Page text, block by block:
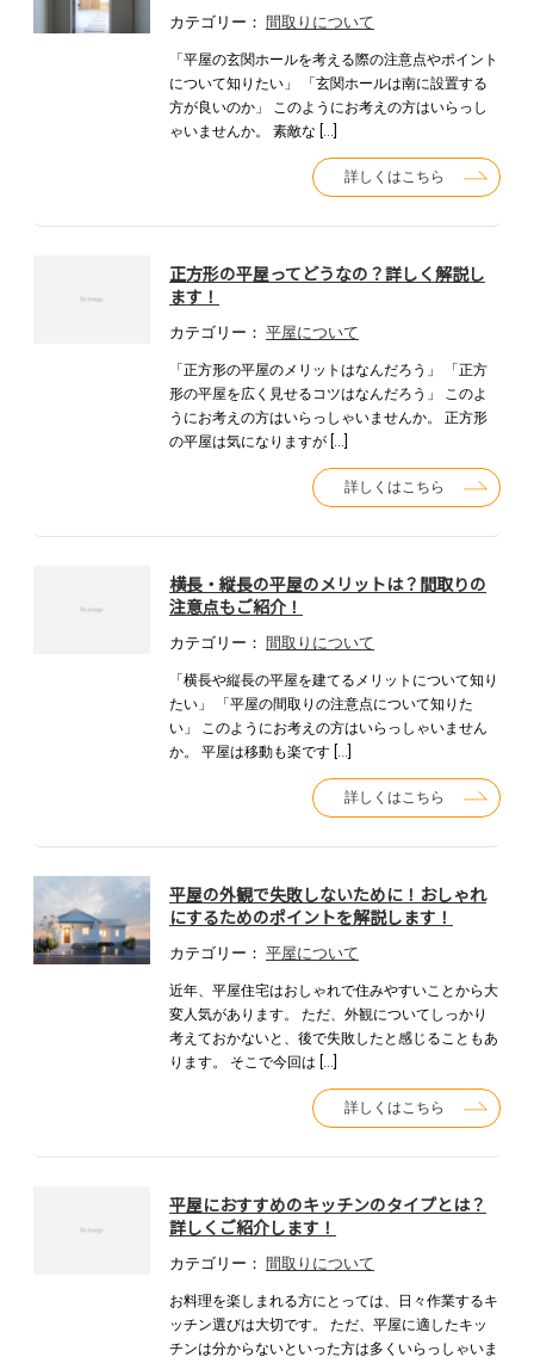
カテゴリー： 間取りについて
「平屋の玄関ホールを考える際の注意点やポイント
について知りたい」 「玄関ホールは南に設置する
方が良いのか」 このようにお考えの方はいらっし
ゃいませんか。 素敵な […]
詳しくはこちら
正方形の平屋ってどうなの？詳しく解説し
ます！
カテゴリー： 平屋について
「正方形の平屋のメリットはなんだろう」 「正方
形の平屋を広く見せるコツはなんだろう」 このよ
うにお考えの方はいらっしゃいませんか。 正方形
の平屋は気になりますが […]
詳しくはこちら
横長・縦長の平屋のメリットは？間取りの
注意点もご紹介！
カテゴリー： 間取りについて
「横長や縦長の平屋を建てるメリットについて知り
たい」 「平屋の間取りの注意点について知りた
い」 このようにお考えの方はいらっしゃいません
か。 平屋は移動も楽です […]
詳しくはこちら
平屋の外観で失敗しないために！おしゃれ
にするためのポイントを解説します！
カテゴリー： 平屋について
近年、平屋住宅はおしゃれで住みやすいことから大
変人気があります。 ただ、外観についてしっかり
考えておかないと、後で失敗したと感じることもあ
ります。 そこで今回は […]
詳しくはこちら
平屋におすすめのキッチンのタイプとは？
詳しくご紹介します！
カテゴリー： 間取りについて
お料理を楽しまれる方にとっては、日々作業するキ
ッチン選びは大切です。 ただ、平屋に適したキッ
チンは分からないといった方は多くいらっしゃいま